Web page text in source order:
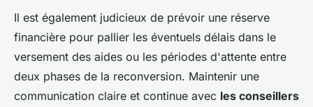
Il est également judicieux de prévoir une réserve
financière pour pallier les éventuels délais dans le
versement des aides ou les périodes d'attente entre
deux phases de la reconversion. Maintenir une
communication claire et continue avec les conseillers